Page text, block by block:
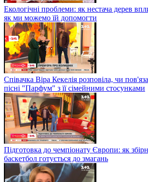
Екологічні проблеми: як нестача дерев
як ми можемо їй допомогти
Співачка Віра Кекелія розповіла, чи
пісні "Парфум" з її сімейними стосунками
Підготовка до чемпіонату Європи: як
баскетбол готується до змагань